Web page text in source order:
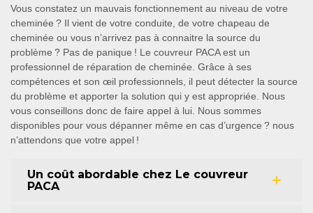
Vous constatez un mauvais fonctionnement au niveau de votre
cheminée ? Il vient de votre conduite, de votre chapeau de
cheminée ou vous n’arrivez pas à connaitre la source du
problème ? Pas de panique ! Le couvreur PACA est un
professionnel de réparation de cheminée. Grâce à ses
compétences et son œil professionnels, il peut détecter la source
du problème et apporter la solution qui y est appropriée. Nous
vous conseillons donc de faire appel à lui. Nous sommes
disponibles pour vous dépanner même en cas d’urgence ? nous
n’attendons que votre appel !
Un coût abordable chez Le couvreur
PACA